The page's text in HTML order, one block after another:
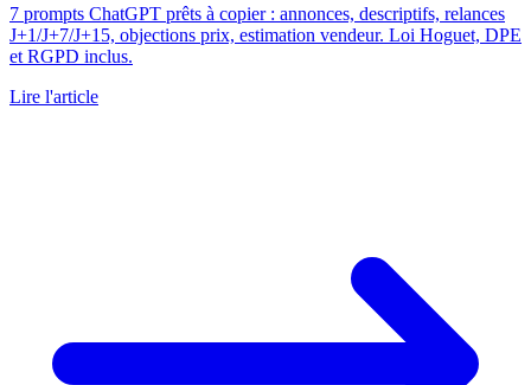
7 prompts ChatGPT prêts à copier : annonces, descriptifs, relances
J+1/J+7/J+15, objections prix, estimation vendeur. Loi Hoguet, DPE
et RGPD inclus.
Lire l'article